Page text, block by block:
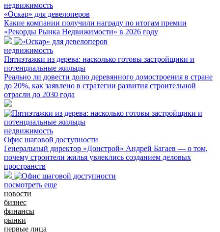
недвижимость
«Оскар» для девелоперов
Какие компании получили награду по итогам премии
«Рекорды Рынка Недвижимости» в 2026 году
недвижимость
Пятиэтажки из дерева: насколько готовы застройщики и
потенциальные жильцы
Реально ли довести долю деревянного домостроения в стране
до 20%, как заявлено в стратегии развития строительной
отрасли до 2030 года
недвижимость
Офис шаговой доступности
Генеральный директор «Донстрой» Андрей Багаев — о том,
почему строители жилья увлеклись созданием деловых
пространств
посмотреть еще
новости
бизнес
финансы
рынки
первые лица